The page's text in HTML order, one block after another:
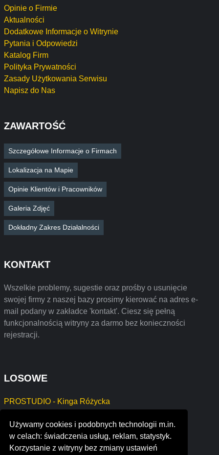
Używamy cookies i podobnych technologii m.in.
w celach: świadczenia usług, reklam, statystyk.
Korzystanie z witryny bez zmiany ustawień
Opinie o Firmie
Aktualności
Dodatkowe Informacje o Witrynie
Pytania i Odpowiedzi
Katalog Firm
Polityka Prywatności
Zasady Użytkowania Serwisu
Napisz do Nas
ZAWARTOŚĆ
Szczegółowe Informacje o Firmach
Lokalizacja na Mapie
Opinie Klientów i Pracowników
Galeria Zdjęć
Dokładny Zakres Działalności
KONTAKT
Wszelkie problemy, sugestie oraz prośby o usunięcie
swojej firmy z naszej bazy prosimy kierować na adres e-
mail podany w zakładce 'kontakt'. Ciesz się pełną
funkcjonalnością witryny za darmo bez konieczności
rejestracji.
LOSOWE
PROSTUDIO - Kinga Różycka
gemco equipment limited
msl corporate
sibnegar